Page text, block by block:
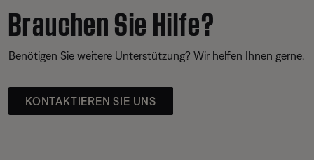
Brauchen Sie Hilfe?
Benötigen Sie weitere Unterstützung? Wir helfen Ihnen gerne.
KONTAKTIEREN SIE UNS